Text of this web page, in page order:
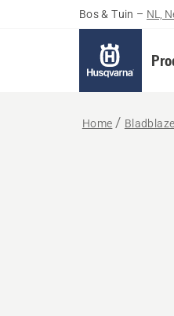
Bos & Tuin – NL,
Home